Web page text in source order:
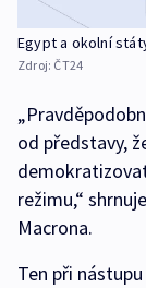
Egypt a okolní
Zdroj: ČT24
od představy,
režimu,“
Macrona.
Ten při